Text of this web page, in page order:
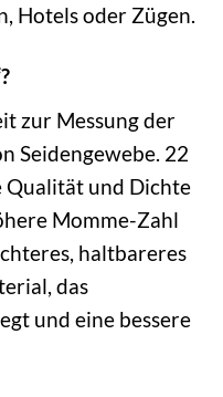
Hotels oder Zügen.
zur Messung der
Seidengewebe. 22
Qualität und Dichte
Momme-Zahl
haltbareres
das
und eine bessere